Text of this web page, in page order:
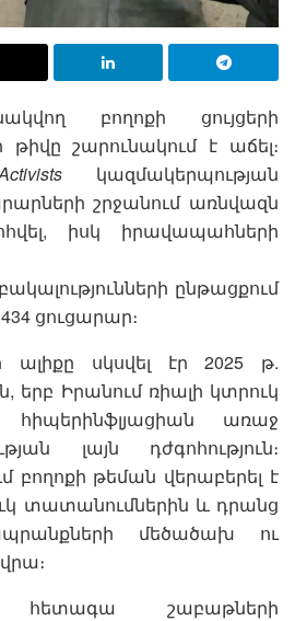
բողոքի ցույցերի
թիվը շարունակում է աճել։
կազմակերպության
շրջանում առնվազն
իսկ իրավապահների
ընթացքում
ցուցարար։
ալիքը սկսվել էր 2025 թ.
երբ Իրանում ռիալի կտրուկ
հիպերինֆլյացիան առաջ
լայն դժգոհություն։
բողոքի թեման վերաբերել է
տատանումներին և դրանց
մեծածախ ու
հետագա շաբաթների